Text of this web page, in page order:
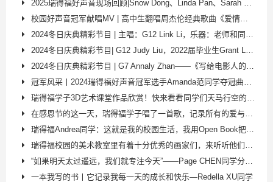
2025瑞得福好声音现场回顾|Snow Dong、Linda Pan、Sarah Du—“From the Start
校园好声音冠军献唱MV | 高中生翻唱周杰伦经典歌曲《爱情废柴》，三次参赛终夺冠！
2024冬日庆典精彩节目 | 主唱：G12 Link Li，乐器：老师和同学们——“Paint It，Black”
2024冬日庆典精彩节目| G12 Judy Liu，2022届毕业生Grant Liu——《兜兜转转》
2024冬日庆典精彩节目 | G7 Annaly Zhan——《写给电影人的情书》
冠军风采丨2024瑞得福好声音冠军选手Amanda范同学夺冠曲目——《胡桃夹子》
瑞得福学子3D艺术课堂作品欣赏！快来看看同学们天马行空的创意吧
在感恩节的这一天，瑞得福学子唱了一首歌，记录所有的爱与被爱！
瑞得福Andrea同学：这就是我的校园生活，我用Open Book把这段记忆珍藏起来~
瑞得福校园的美术教室里有着十分优秀的画家们，来听听他们如何诠释自己的作品吧!
“如果明天太过遥远，我们就专注今天”——Page CHEN同学分享Open Book
一本我写的书丨它记录我每一天的成长和快乐—Redella XU同学